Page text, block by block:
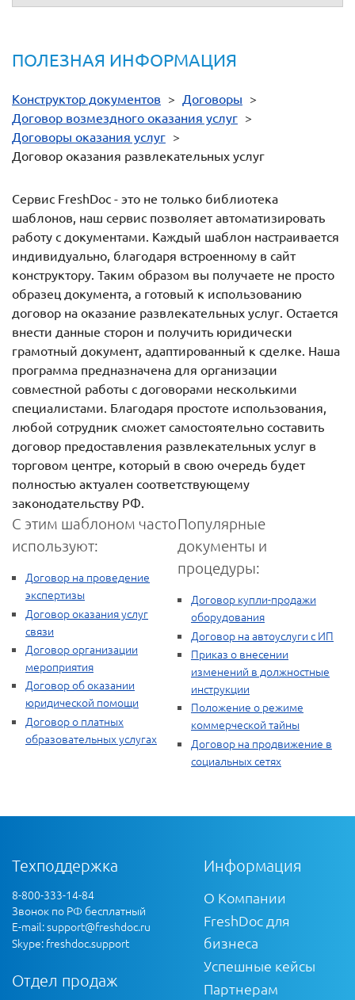
ПОЛЕЗНАЯ ИНФОРМАЦИЯ
Конструктор документов > Договоры >
Договор возмездного оказания услуг >
Договоры оказания услуг >
Договор оказания развлекательных услуг
Сервис FreshDoc - это не только библиотека
шаблонов, наш сервис позволяет автоматизировать
работу с документами. Каждый шаблон настраивается
индивидуально, благодаря встроенному в сайт
конструктору. Таким образом вы получаете не просто
образец документа, а готовый к использованию
договор на оказание развлекательных услуг. Остается
внести данные сторон и получить юридически
грамотный документ, адаптированный к сделке. Наша
программа предназначена для организации
совместной работы с договорами несколькими
специалистами. Благодаря простоте использования,
любой сотрудник сможет самостоятельно составить
договор предоставления развлекательных услуг в
торговом центре, который в свою очередь будет
полностью актуален соответствующему
законодательству РФ.
С этим шаблоном часто
используют:
Договор на проведение
экспертизы
Договор оказания услуг
связи
Договор организации
мероприятия
Договор об оказании
юридической помощи
Договор о платных
образовательных услугах
Популярные
документы и
процедуры:
Договор купли-продажи
оборудования
Договор на автоуслуги с ИП
Приказ о внесении
изменений в должностные
инструкции
Положение о режиме
коммерческой тайны
Договор на продвижение в
социальных сетях
Техподдержка
8-800-333-14-84
Звонок по РФ бесплатный
E-mail:support@freshdoc.ru
Skype: freshdoc.support
Отдел продаж
Информация
О Компании
FreshDoc для
бизнеса
Успешные кейсы
Партнерам